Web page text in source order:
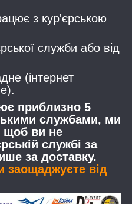
з кур'єрською
служби або від
(інтернет
приблизно 5
службами, ми
щоб ви не
службі за
за доставку.
від